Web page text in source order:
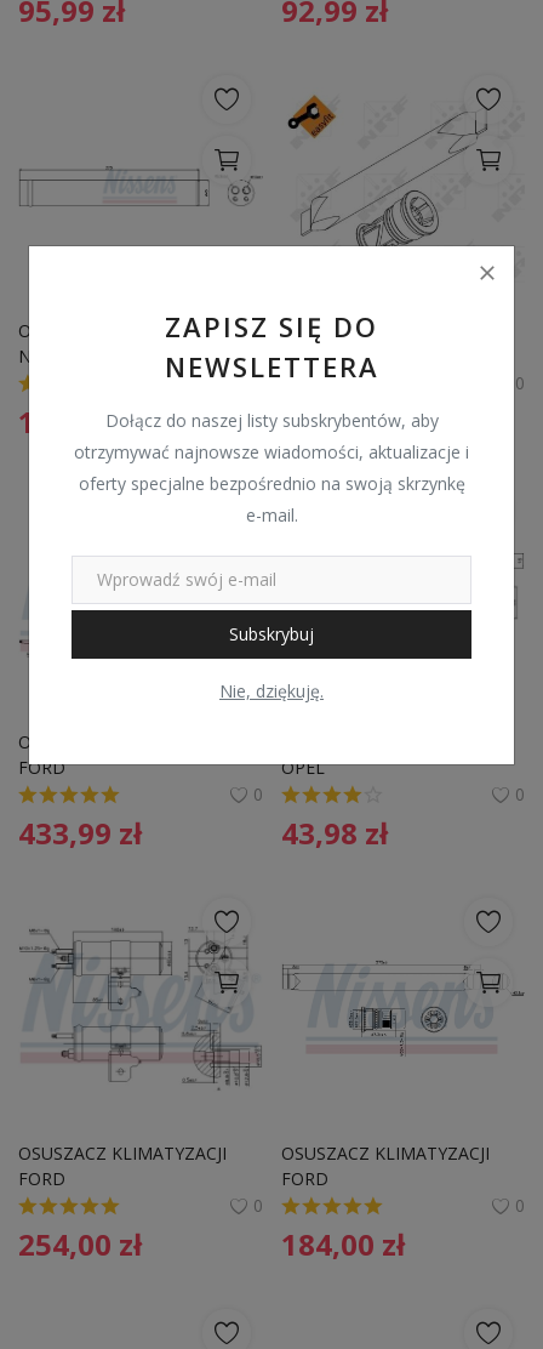
ZAPISZ SIĘ DO
NEWSLETTERA
Dołącz do naszej listy subskrybentów, aby
otrzymywać najnowsze wiadomości, aktualizacje i
oferty specjalne bezpośrednio na swoją skrzynkę
e-mail.
Subskrybuj
Nie, dziękuję.
95,99 zł 92,99 zł
Osuszacz klimatyzacji
NISSENS 95441
0
127,99zł
OSUSZACZ KLIMATYZACJI
RENAULT
0
35,99zł
OSUSZACZ KLIMATYZACJI
FORD
0
433,99 zł
OPEL
0
43,98 zł
OSUSZACZ KLIMATYZACJI
FORD
0
254,00 zł
OSUSZACZ KLIMATYZACJI
FORD
0
184,00 zł